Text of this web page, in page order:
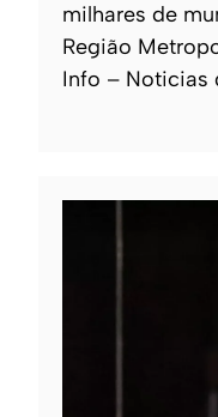
milhares de
Região
Info – Noticias